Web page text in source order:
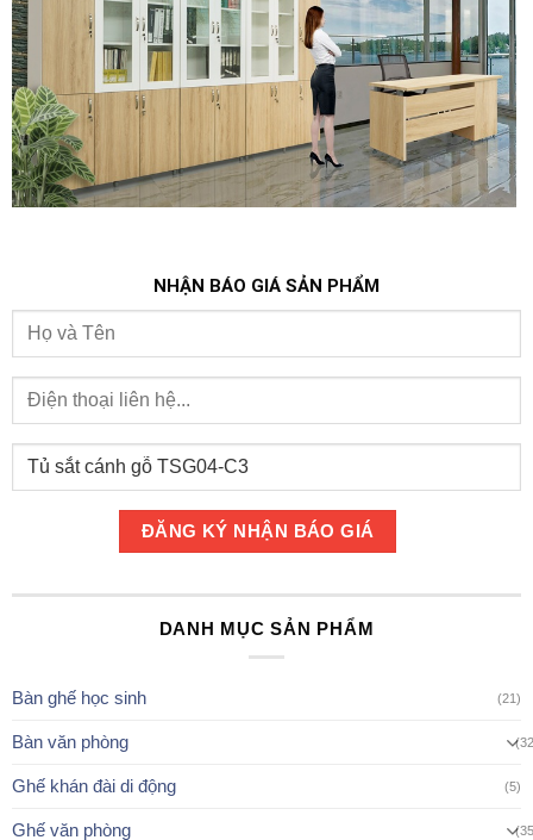
NHẬN BÁO GIÁ SẢN PHẨM
DANH MỤC SẢN PHẨM
Bàn ghế học sinh (21)
Bàn văn phòng
Ghế khán đài di động (5)
Ghế văn phòng